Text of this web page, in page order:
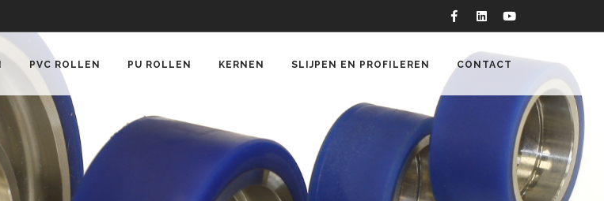
PVC ROLLEN PU ROLLEN KERNEN SLIJPEN EN PROFILEREN CONTACT